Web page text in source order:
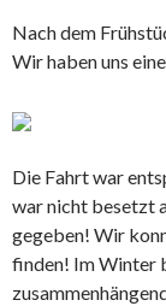
Nach dem
Wir haben uns
Die Fahrt war
war nicht besetzt
gegeben! Wir
finden! Im Winter